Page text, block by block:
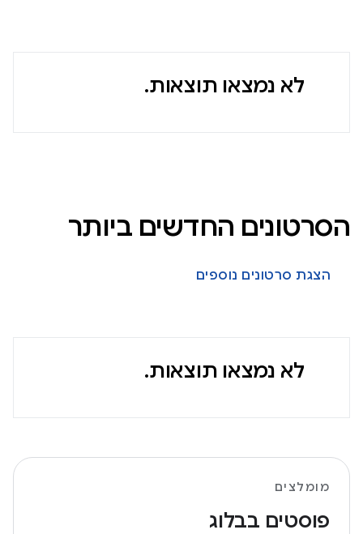
לא נמצאו תוצאות.
הסרטונים החדשים ביותר
הצגת סרטונים נוספים
לא נמצאו תוצאות.
מומלצים
פוסטים בבלוג